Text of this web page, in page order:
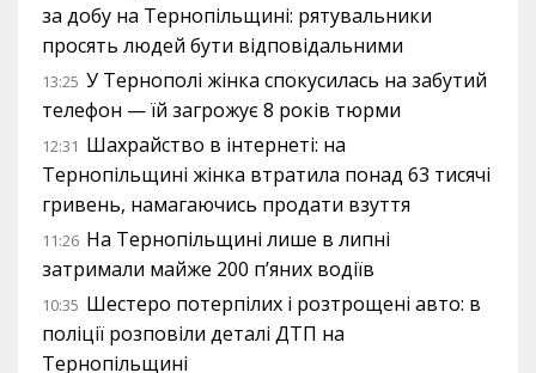
за добу на Тернопільщині: рятувальники
просять людей бути відповідальними
13:25 У Тернополі жінка спокусилась на забутий
телефон — їй загрожує 8 років тюрми
12:31 Шахрайство в інтернеті: на
Тернопільщині жінка втратила понад 63 тисячі
гривень, намагаючись продати взуття
11:26 На Тернопільщині лише в липні
затримали майже 200 п’яних водіїв
10:35 Шестеро потерпілих і розтрощені авто: в
поліції розповіли деталі ДТП на
Тернопільщині